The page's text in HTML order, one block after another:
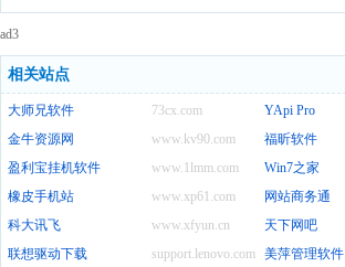
ad3
相关站点
73cx.com
大师兄软件
YApi Pro
www.kv90.com
金牛资源网
福昕软件
www.1lmm.com
盈利宝挂机软件
Win7之家
www.xp61.com
橡皮手机站
网站商务通
www.xfyun.cn
科大讯飞
天下网吧
support.lenovo.com.cn
联想驱动下载
美萍管理软件